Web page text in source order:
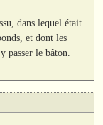
dans lequel était
et dont les
passer le bâton.